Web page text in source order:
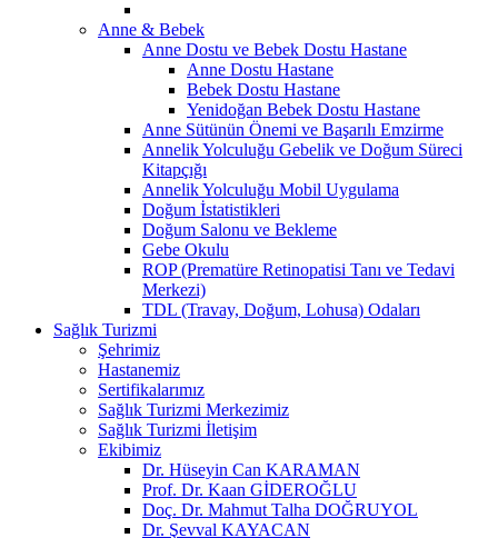
Anne & Bebek
Anne Dostu ve Bebek Dostu Hastane
Anne Dostu Hastane
Bebek Dostu Hastane
Yenidoğan Bebek Dostu Hastane
Anne Sütünün Önemi ve Başarılı Emzirme
Annelik Yolculuğu Gebelik ve Doğum Süreci
Kitapçığı
Annelik Yolculuğu Mobil Uygulama
Doğum İstatistikleri
Doğum Salonu ve Bekleme
Gebe Okulu
ROP (Prematüre Retinopatisi Tanı ve Tedavi
Merkezi)
TDL (Travay, Doğum, Lohusa) Odaları
Sağlık Turizmi
Şehrimiz
Hastanemiz
Sertifikalarımız
Sağlık Turizmi Merkezimiz
Sağlık Turizmi İletişim
Ekibimiz
Dr. Hüseyin Can KARAMAN
Prof. Dr. Kaan GİDEROĞLU
Doç. Dr. Mahmut Talha DOĞRUYOL
Dr. Şevval KAYACAN